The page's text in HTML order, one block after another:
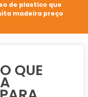
de plastico que
madeira preço
QUE